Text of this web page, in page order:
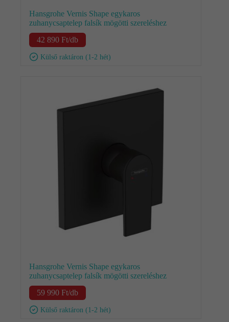
Hansgrohe Vernis Shape egykaros
zuhanycsaptelep falsík mögötti szereléshez
42 890 Ft/db
Külső raktáron (1-2 hét)
Hansgrohe Vernis Shape egykaros
zuhanycsaptelep falsík mögötti szereléshez
59 990 Ft/db
Külső raktáron (1-2 hét)